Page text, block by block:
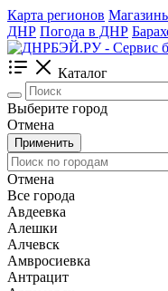
Карта регионов
ДНР Погода в ДНР
Каталог
Выберите город
Отмена
Применить
Отмена
Все города
Авдеевка
Алешки
Алчевск
Амвросиевка
Антрацит